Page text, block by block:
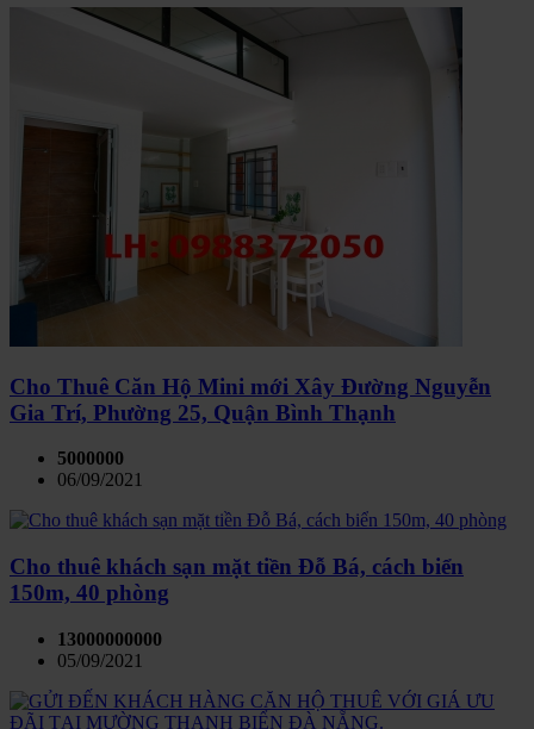
Cho Thuê Căn Hộ Mini mới Xây Đường Nguyễn
Gia Trí, Phường 25, Quận Bình Thạnh
5000000
06/09/2021
Cho thuê khách sạn mặt tiền Đỗ Bá, cách biển
150m, 40 phòng
13000000000
05/09/2021